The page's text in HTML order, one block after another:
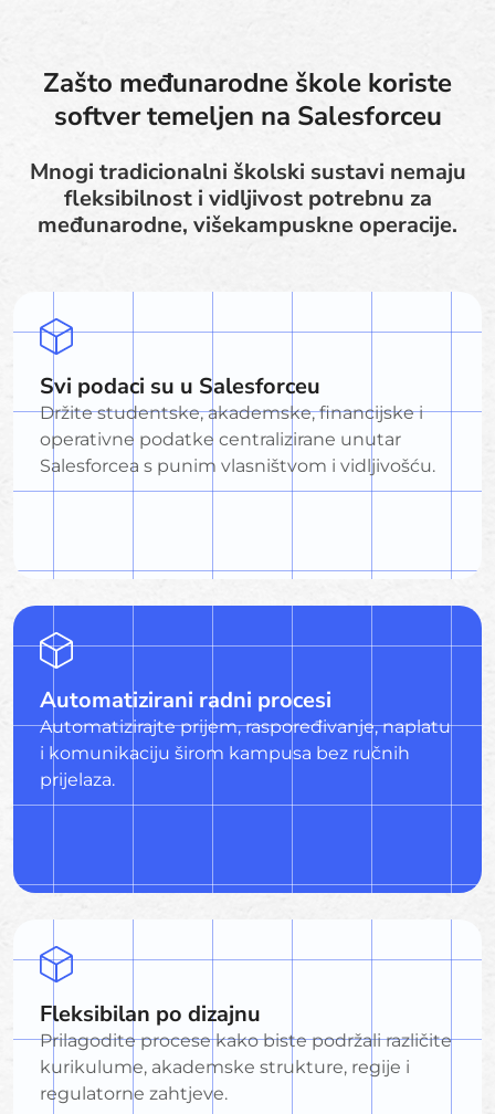
Zašto međunarodne škole koriste
softver temeljen na Salesforceu
Mnogi tradicionalni školski sustavi nemaju
fleksibilnost i vidljivost potrebnu za
međunarodne, višekampuskne operacije.
Svi podaci su u Salesforceu
Držite studentske, akademske, financijske i
operativne podatke centralizirane unutar
Salesforcea s punim vlasništvom i vidljivošću.
Automatizirani radni procesi
Automatizirajte prijem, raspoređivanje, naplatu
i komunikaciju širom kampusa bez ručnih
prijelaza.
Fleksibilan po dizajnu
Prilagodite procese kako biste podržali različite
kurikulume, akademske strukture, regije i
regulatorne zahtjeve.